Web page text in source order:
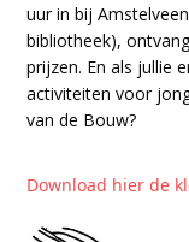
uur in bij
bibliotheek),
prijzen. En als jullie
activiteiten voor
van de Bouw?
Download hier de